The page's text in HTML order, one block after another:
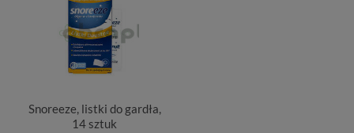
Snoreeze, listki do gardła,
14 sztuk